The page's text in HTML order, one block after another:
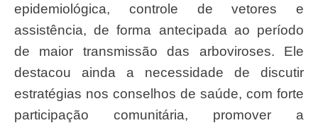
epidemiológica, controle de vetores e
assistência, de forma antecipada ao período
de maior transmissão das arboviroses. Ele
destacou ainda a necessidade de discutir
estratégias nos conselhos de saúde, com forte
participação comunitária, promover a